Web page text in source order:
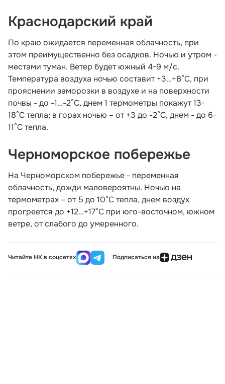
Краснодарский край
По краю ожидается переменная облачность, при
этом преимущественно без осадков. Ночью и утром -
местами туман. Ветер будет южный 4-9 м/с.
Температура воздуха ночью составит +3…+8°С, при
прояснении заморозки в воздухе и на поверхности
почвы - до -1…-2°С, днем 1 термометры покажут 13-
18°С тепла; в горах ночью – от +3 до -2°С, днем - до 6-
11°С тепла.
Черноморское побережье
На Черноморском побережье - переменная
облачность, дожди маловероятны. Ночью на
термометрах – от 5 до 10°С тепла, днем воздух
прогреется до +12…+17°С при юго-восточном, южном
ветре, от слабого до умеренного.
Читайте НК в соцсетях Подписаться на